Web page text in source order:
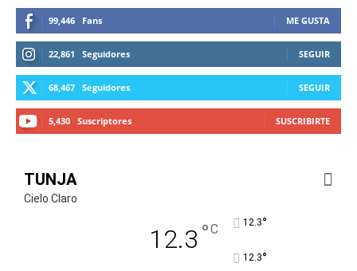
99,446 Fans ME GUSTA
22,861 Seguidores SEGUIR
68,467 Seguidores SEGUIR
5,430 Suscriptores SUSCRIBIRTE
TUNJA
Cielo Claro
12.3 °C 12.3°
12.3°